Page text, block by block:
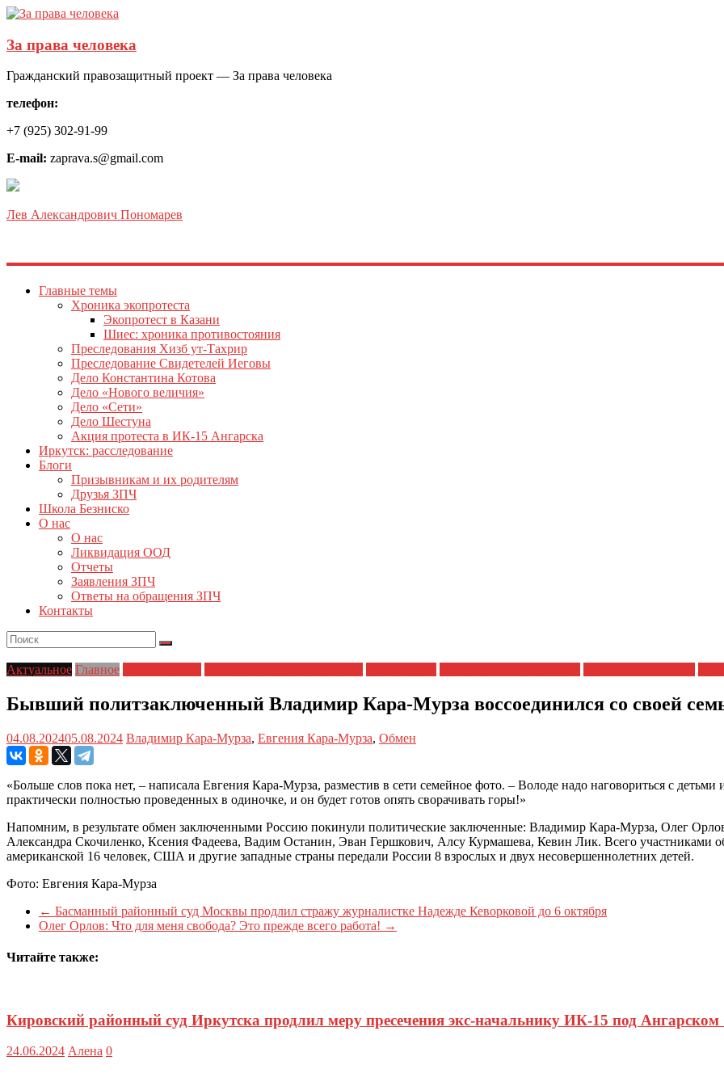
За права человека
Гражданский правозащитный проект — За права человека
телефон:
+7 (925) 302-91-99
E-mail: zaprava.s@gmail.com
Лев Александрович Пономарев
Главные темы
Хроника экопротеста
Экопротест в Казани
Шиес: хроника противостояния
Преследования Хизб ут-Тахрир
Преследование Свидетелей Иеговы
Дело Константина Котова
Дело «Нового величия»
Дело «Сети»
Дело Шестуна
Акция протеста в ИК-15 Ангарска
Иркутск: расследование
Блоги
Призывникам и их родителям
Друзья ЗПЧ
Школа Безниско
О нас
О нас
Ликвидация ООД
Отчеты
Заявления ЗПЧ
Ответы на обращения ЗПЧ
Контакты
Актуальное Главное
Бывший политзаключенный Владимир Кара-Мурза воссоединился со своей
04.08.202405.08.2024 Владимир Кара-Мурза, Евгения Кара-Мурза, Обмен
«Больше слов пока нет, – написала Евгения Кара-Мурза, разместив в сети семейное фото. – Володе надо наговориться с
практически полностью проведенных в одиночке, и он будет готов опять сворачивать горы!»
Напомним, в результате обмен заключенными Россию покинули политические заключенные: Владимир Кара-Мурза, Олег
Александра Скочиленко, Ксения Фадеева, Вадим Останин, Эван Гершкович, Алсу Курмашева, Кевин Лик. Всего участниками
американской 16 человек, США и другие западные страны передали России 8 взрослых и двух несовершеннолетних детей.
Фото: Евгения Кара-Мурза
← Басманный районный суд Москвы продлил стражу журналистке Надежде Кеворковой до 6 октября
Олег Орлов: Что для меня свобода? Это прежде всего работа! →
Читайте также:
Кировский районный суд Иркутска продлил меру пресечения экс-начальнику ИК-15 под
24.06.2024 Алена 0